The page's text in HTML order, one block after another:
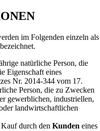
im Folgenden einzeln als
natürliche Person, die
Eigenschaft eines
Nr. 2014-344 vom 17.
Person, die zu Zwecken
gewerblichen, industriellen,
landwirtschaftlichen
durch den Kunden eines